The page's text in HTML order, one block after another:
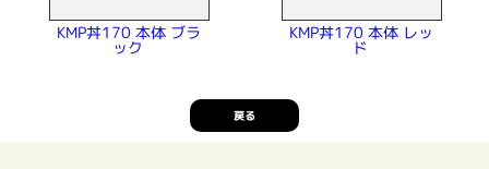
KMP丼170 本体 ブラ
ック
KMP丼170 本体 レッ
ド
戻る